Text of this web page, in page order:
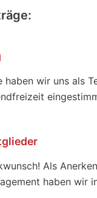
haben wir uns als
Als
haben wir